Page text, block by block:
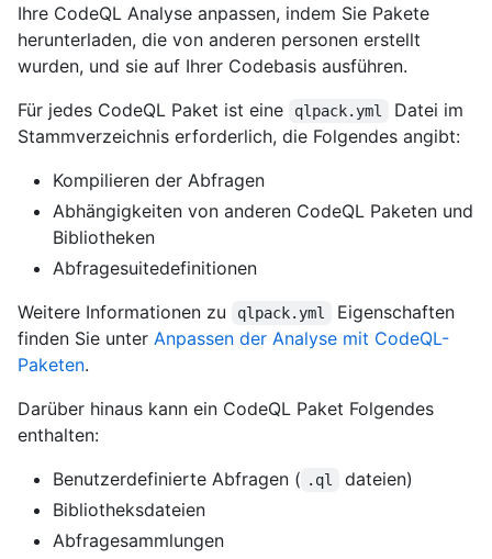
Ihre CodeQL Analyse anpassen, indem Sie Pakete
herunterladen, die von anderen personen erstellt
wurden, und sie auf Ihrer Codebasis ausführen.
Für jedes CodeQL Paket ist eine
qlpack.yml
Datei im
Stammverzeichnis erforderlich, die Folgendes angibt:
Kompilieren der Abfragen
Abhängigkeiten von anderen CodeQL Paketen und
Bibliotheken
Abfragesuitedefinitionen
Weitere Informationen zu
qlpack.yml
Eigenschaften
finden Sie unter Anpassen der Analyse mit CodeQL-
Paketen.
Darüber hinaus kann ein CodeQL Paket Folgendes
enthalten:
Benutzerdefinierte Abfragen ( .ql
dateien)
Bibliotheksdateien
Abfragesammlungen